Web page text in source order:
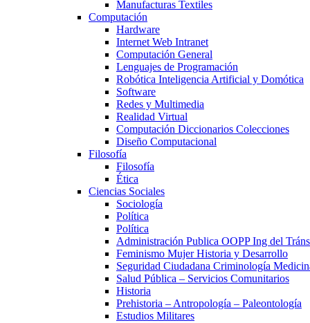
Manufacturas Textiles
Computación
Hardware
Internet Web Intranet
Computación General
Lenguajes de Programación
Robótica Inteligencia Artificial y Domótica
Software
Redes y Multimedia
Realidad Virtual
Computación Diccionarios Colecciones
Diseño Computacional
Filosofía
Filosofía
Ética
Ciencias Sociales
Sociología
Política
Política
Administración Publica OOPP Ing del
Feminismo Mujer Historia y Desarrollo
Seguridad Ciudadana Criminología
Salud Pública – Servicios Comunitarios
Historia
Prehistoria – Antropología – Paleontología
Estudios Militares